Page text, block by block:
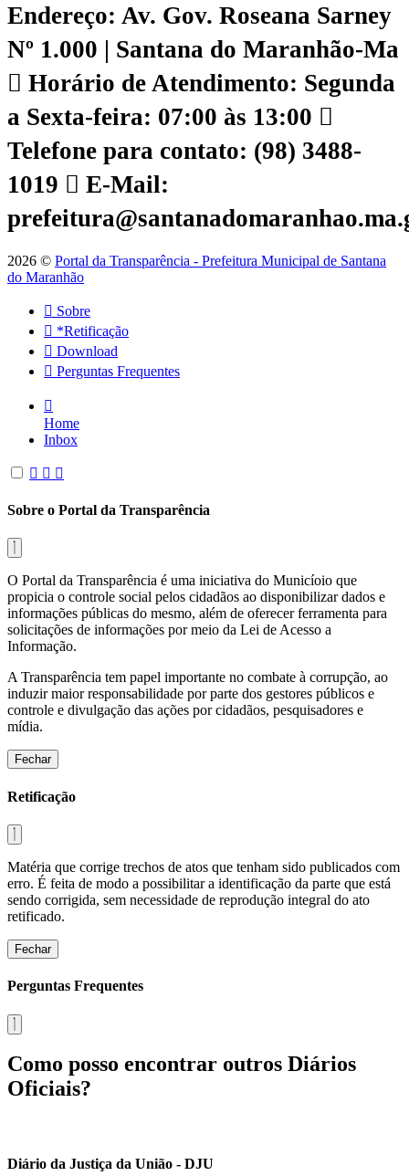
Endereço: Av. Gov. Roseana Sarney
Nº 1.000 | Santana do Maranhão-Ma
Horário de Atendimento: Segunda
a Sexta-feira: 07:00 às 13:00
Telefone para contato: (98) 3488-
1019
E-Mail:
2026 © Portal da Transparência - Prefeitura Municipal de Santana
do Maranhão
Sobre
*Retificação
Download
Perguntas Frequentes
Home
Inbox
Sobre o Portal da Transparência
O Portal da Transparência é uma iniciativa do Municíoio que
propicia o controle social pelos cidadãos ao disponibilizar dados e
informações públicas do mesmo, além de oferecer ferramenta para
solicitações de informações por meio da Lei de Acesso a
Informação.
A Transparência tem papel importante no combate à corrupção, ao
induzir maior responsabilidade por parte dos gestores públicos e
controle e divulgação das ações por cidadãos, pesquisadores e
mídia.
Fechar
Retificação
Matéria que corrige trechos de atos que tenham sido publicados com
erro. É feita de modo a possibilitar a identificação da parte que está
sendo corrigida, sem necessidade de reprodução integral do ato
retificado.
Fechar
Perguntas Frequentes
Como posso encontrar outros Diários
Oficiais?
Diário da Justiça da União - DJU